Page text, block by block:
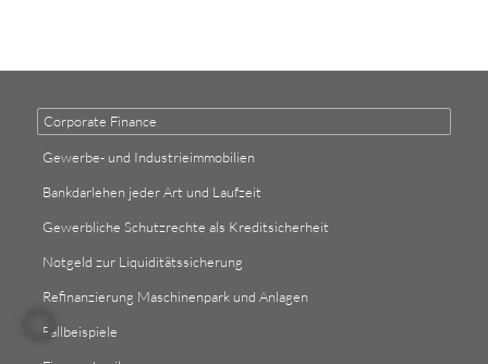
Corporate Finance
Gewerbe- und Industrieimmobilien
Bankdarlehen jeder Art und Laufzeit
Gewerbliche Schutzrechte als Kreditsicherheit
Notgeld zur Liquiditätssicherung
Refinanzierung Maschinenpark und Anlagen
Fallbeispiele